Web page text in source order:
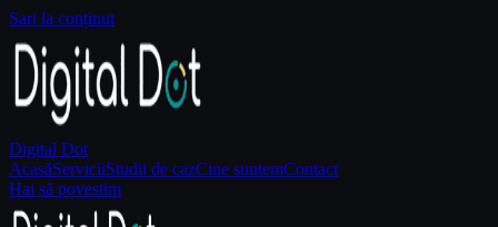
Sari la conținut
Digital Dot
AcasăServiciiStudii de cazCine suntemContact
Hai să povestim